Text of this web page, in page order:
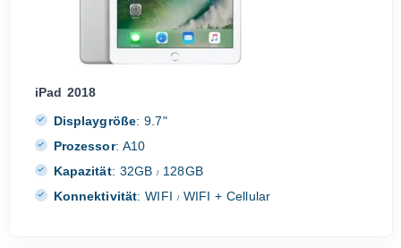
iPad 2018
Displaygröße: 9.7"
Prozessor: A10
Kapazität: 32GB/ 128GB
Konnektivität: WIFI /WIFI + Cellular